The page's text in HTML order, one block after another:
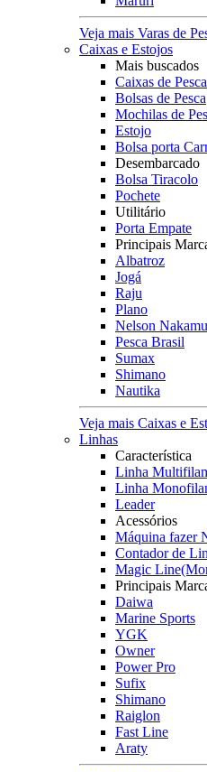
Veja mais Varas de
Caixas e Estojos
Mais buscados
Caixas de Pesca
Bolsas de Pesca
Mochilas de
Estojo
Bolsa porta
Desembarcado
Bolsa Tiracolo
Pochete
Utilitário
Porta Empate
Principais
Albatroz
Jogá
Raju
Plano
Nelson
Pesca Brasil
Sumax
Shimano
Nautika
Veja mais Caixas e
Linhas
Característica
Linha
Linha
Leader
Acessórios
Máquina fazer
Contador de
Magic
Principais
Daiwa
Marine Sports
YGK
Owner
Power Pro
Sufix
Shimano
Raiglon
Fast Line
Araty